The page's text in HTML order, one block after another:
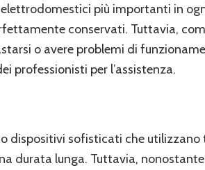
più importanti in
conservati. Tuttavia,
o avere problemi di
professionisti per l’assistenza.
dispositivi sofisticati che
durata lunga. Tuttavia,